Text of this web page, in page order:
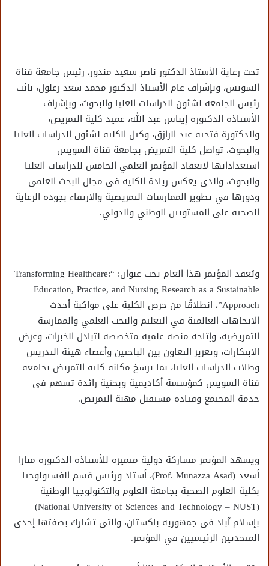
تحت رعاية الأستاذ الدكتور ناصر سعيد مندور، رئيس جامعة قناة
السويس، وبإشراف عام الأستاذ الدكتور محمد سعد زغلول، نائب
رئيس الجامعة لشئون الدراسات العليا والبحوث، وبإشراف
الأستاذة الدكتورة إيناس عبد الله، عميد كلية التمريض،
والدكتورة فتحية عبد الرازق، وكيل الكلية لشئون الدراسات العليا
والبحوث، تواصل كلية التمريض بجامعة قناة السويس
استعداداتها لانعقاد المؤتمر العلمي الخامس للدراسات العليا
والبحوث، والذي يعكس ريادة الكلية في مجال البحث العلمي
ودورها في تطوير الممارسات التمريضية والارتقاء بجودة الرعاية
الصحية على المستويين الوطني والدولي.
ويُعقد المؤتمر هذا العام تحت عنوان: “Transforming Healthcare:
Education, Practice, and Nursing Research as a Sustainable
Approach”، انطلاقًا من حرص الكلية على مواكبة أحدث
الاتجاهات العالمية في التعليم والبحث العلمي والممارسة
التمريضية، وإتاحة منصة علمية متخصصة لتبادل الخبرات، وعرض
الابتكارات، وتعزيز التعاون بين الباحثين وأعضاء هيئة التدريس
وطلاب الدراسات العليا، بما يرسخ مكانة كلية التمريض بجامعة
قناة السويس كمؤسسة أكاديمية وبحثية رائدة تسهم في
خدمة المجتمع وقيادة مستقبل مهنة التمريض.
ويشهد المؤتمر مشاركة دولية متميزة للأستاذة الدكتورة منازا
أسعد (Prof. Munazza Asad)، أستاذ ورئيس قسم الفسيولوجيا
بكلية العلوم الصحية بجامعة العلوم والتكنولوجيا الوطنية
(National University of Sciences and Technology – NUST)
بإسلام آباد في جمهورية باكستان، والتي تشارك بصفتها إحدى
المتحدثين الرئيسيين في المؤتمر.